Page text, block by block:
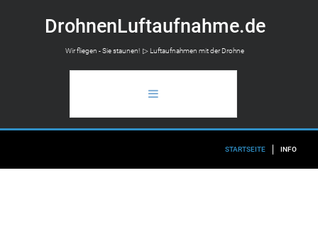
DrohnenLuftaufnahme.de
Wir fliegen - Sie staunen! ▷ Luftaufnahmen mit der Drohne
STARTSEITE INFO